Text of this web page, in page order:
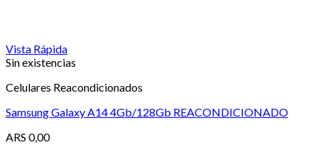
Vista Rápida
Sin existencias
Celulares Reacondicionados
Samsung Galaxy A14 4Gb/128Gb REACONDICIONADO
ARS 0,00